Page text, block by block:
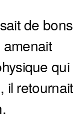
de bons
amenait
qui
il retournait